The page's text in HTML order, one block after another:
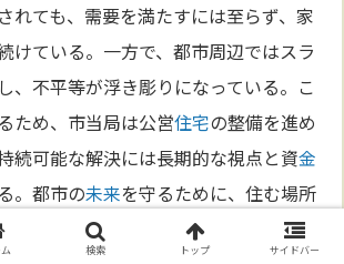
れても、需要を満たすには至らず、家
けている。一方で、都市周辺ではスラ
、不平等が浮き彫りになっている。こ
ため、市当局は公営住宅の整備を進め
続可能な解決には長期的な視点と資金
。都市の未来を守るために、住む場所
う確保するかが問われている。
検索 トップ サイドバー